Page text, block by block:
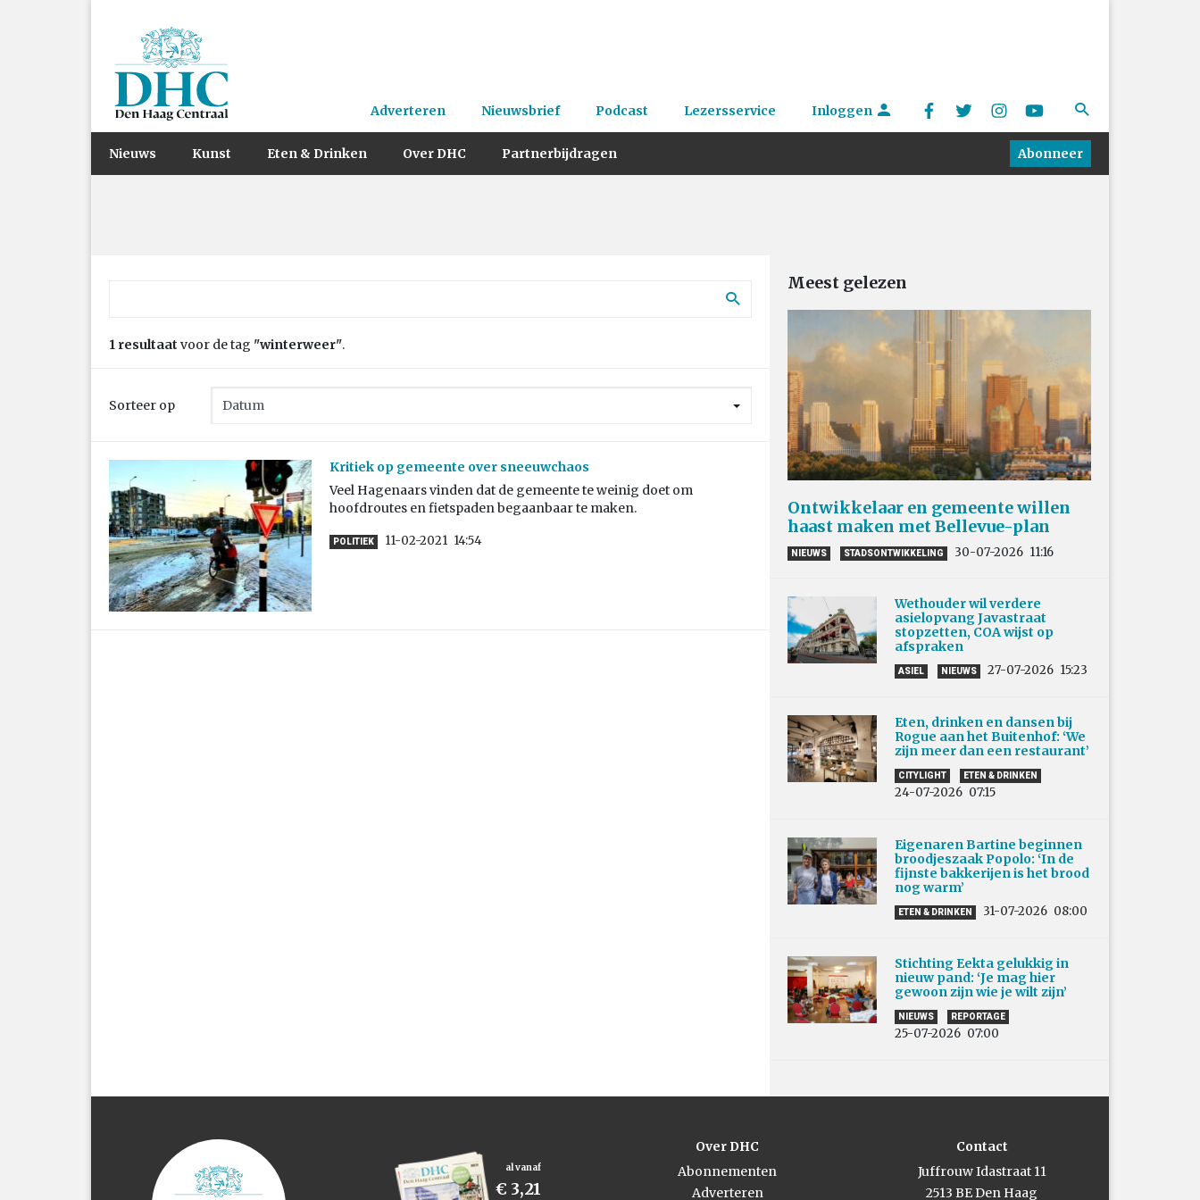
Adverteren Nieuwsbrief Podcast Lezersservice Inloggen
Nieuws Kunst Eten & Drinken Over DHC Partnerbijdragen Abonneer
1 resultaat voor de tag "winterweer".
Sorteer op
Kritiek op gemeente over sneeuwchaos
Veel Hagenaars vinden dat de gemeente te weinig doet om
hoofdroutes en fietspaden begaanbaar te maken.
POLITIEK 11-02-2021 14:54
Meest gelezen
Ontwikkelaar en gemeente willen
haast maken met Bellevue-plan
NIEUWS STADSONTWIKKELING 30-07-2026 11:16
Wethouder wil verdere
asielopvang Javastraat
stopzetten, COA wijst op
afspraken
ASIEL NIEUWS 27-07-2026 15:23
Eten, drinken en dansen bij
Rogue aan het Buitenhof: ‘We
zijn meer dan een restaurant’
CITYLIGHT ETEN & DRINKEN
24-07-2026 07:15
Eigenaren Bartine beginnen
broodjeszaak Popolo: ‘In de
fijnste bakkerijen is het brood
nog warm’
ETEN & DRINKEN 31-07-2026 08:00
Stichting Eekta gelukkig in
nieuw pand: ‘Je mag hier
gewoon zijn wie je wilt zijn’
NIEUWS REPORTAGE
25-07-2026 07:00
al vanaf
€ 3,21
Over DHC
Abonnementen
Adverteren
Contact
Juffrouw Idastraat 11
2513 BE Den Haag